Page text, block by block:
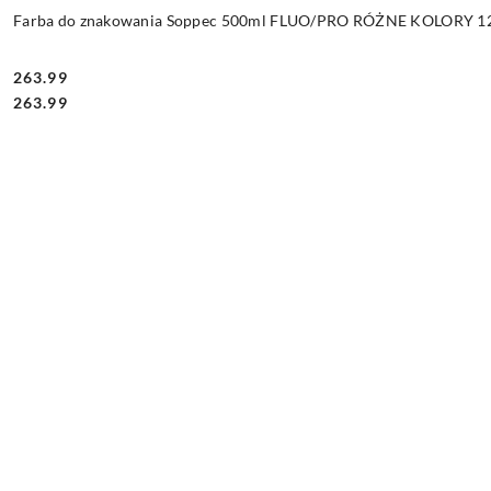
Farba do znakowania Soppec 500ml FLUO/PRO RÓŻNE KOLORY
Cena:
263.99
Cena:
263.99